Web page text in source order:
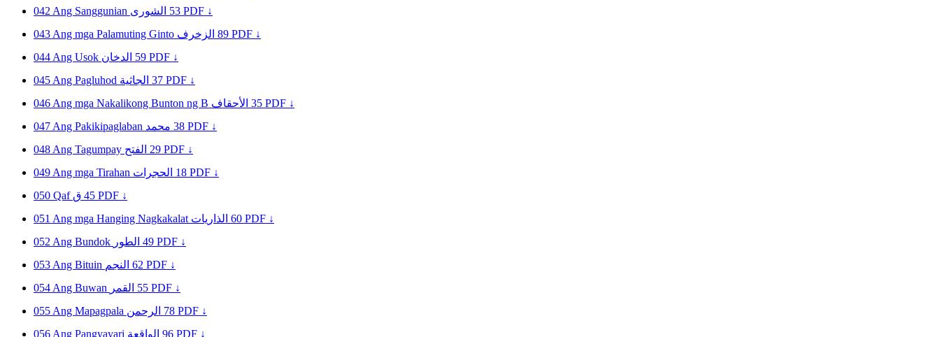
042 Ang Sanggunian الشورى 53 PDF ↓
043 Ang mga Palamuting Ginto الزخرف 89 PDF ↓
044 Ang Usok الدخان 59 PDF ↓
045 Ang Pagluhod الجاثية 37 PDF ↓
046 Ang mga Nakalikong Bunton ng B الأحقاف 35 PDF ↓
047 Ang Pakikipaglaban محمد 38 PDF ↓
048 Ang Tagumpay الفتح 29 PDF ↓
049 Ang mga Tirahan الحجرات 18 PDF ↓
050 Qaf ق 45 PDF ↓
051 Ang mga Hanging Nagkakalat الذاريات 60 PDF ↓
052 Ang Bundok الطور 49 PDF ↓
053 Ang Bituin النجم 62 PDF ↓
054 Ang Buwan القمر 55 PDF ↓
055 Ang Mapagpala الرحمن 78 PDF ↓
056 Ang Pangyayari الواقعة 96 PDF ↓